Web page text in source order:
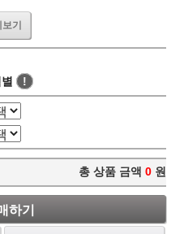
보기
!
총 상품 금액 0 원
하기